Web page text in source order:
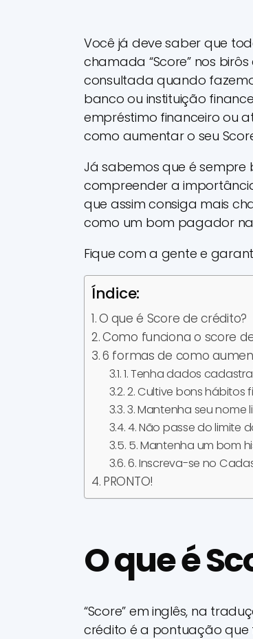
Você já deve saber que
chamada “Score” nos
consultada quando
banco ou instituição
empréstimo financeiro ou
como aumentar o seu
Já sabemos que é
compreender a
que assim consiga mais
como um bom pagador
Fique com a gente e
Índice:
O que é Score de crédito?
Como funciona o score
6 formas de como
1. Tenha dados
2. Cultive bons hábitos
3. Mantenha seu nome
4. Não passe do limite
5. Mantenha um bom
6. Inscreva-se no
PRONTO!
O que é
“Score” em inglês, na
crédito é a pontuação que